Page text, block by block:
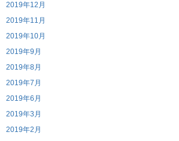
2019年12月
2019年11月
2019年10月
2019年9月
2019年8月
2019年7月
2019年6月
2019年3月
2019年2月